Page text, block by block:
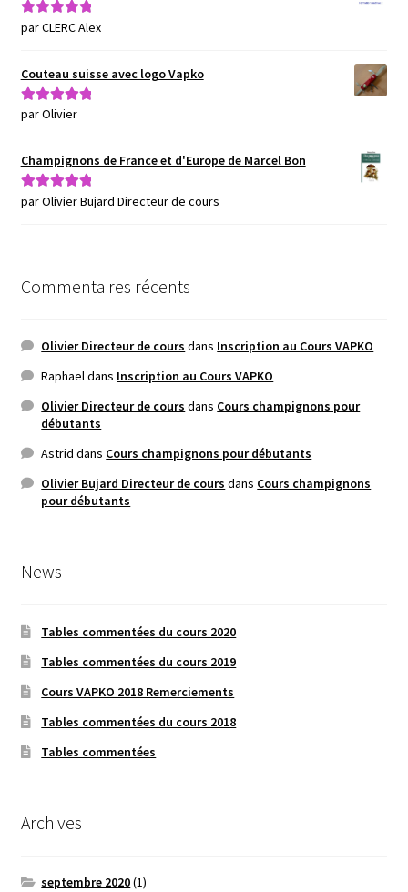
Note5sur 5
par CLERC Alex
Couteau suisse avec logo Vapko
Note5sur 5
par Olivier
Champignons de France et d'Europe de Marcel Bon
Note5sur 5
par Olivier Bujard Directeur de cours
Commentaires récents
Olivier Directeur de cours dans Inscription au Cours VAPKO
Raphaeldans Inscription au Cours VAPKO
Olivier Directeur de cours dans Cours champignons pour
débutants
Astrid dans Cours champignons pour débutants
Olivier Bujard Directeur de cours dans Cours champignons
pour débutants
News
Tables commentées du cours 2020
Tables commentées du cours 2019
Cours VAPKO 2018 Remerciements
Tables commentées du cours 2018
Tables commentées
Archives
septembre 2020(1)